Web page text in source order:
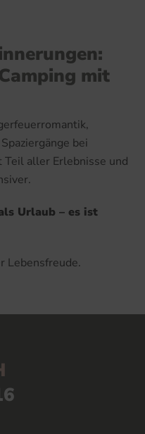
mit
bei
Teil aller Erlebnisse und
Urlaub – es ist
Lebensfreude.